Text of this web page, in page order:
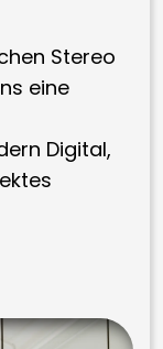
Stereo
eine
Digital,